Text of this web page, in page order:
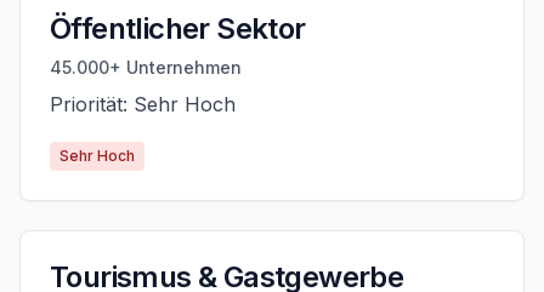
Öffentlicher Sektor
45.000+ Unternehmen
Priorität: Sehr Hoch
Sehr Hoch
Tourismus & Gastgewerbe